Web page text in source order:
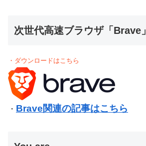
次世代高速ブラウザ「Brave」
・ダウンロードはこちら
・ Brave関連の記事はこちら